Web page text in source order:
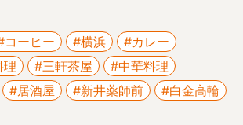
コーヒー #横浜
#カレー
理
#三軒茶屋
#中華料理
#居酒屋 #新井薬師前
#白金高輪